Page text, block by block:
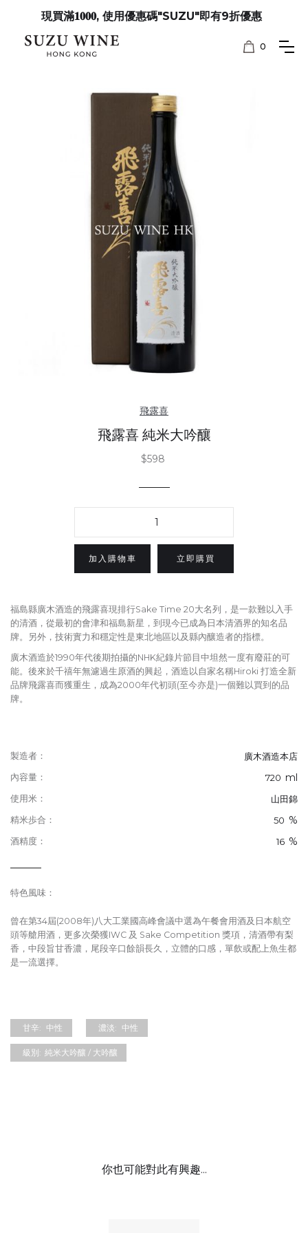
現買滿𝟏𝟎𝟎𝟎, 使用優惠碼"SUZU"即有9折優惠
0
飛露喜
飛露喜 純米大吟釀
$598
立即購買
福島縣廣木酒造的飛露喜現排行Sake Time 20大名列，是一款難以入手
的清酒，從最初的會津和福島新星，到現今已成為日本清酒界的知名品
牌。另外，技術實力和穩定性是東北地區以及縣內釀造者的指標。
廣木酒造於1990年代後期拍攝的NHK紀錄片節目中坦然一度有廢莊的可
能。後來於千禧年無濾過生原酒的興起，酒造以自家名稱Hiroki 打造全新
品牌飛露喜而獲重生，成為2000年代初頭(至今亦是)一個難以買到的品
牌。
製造者： 廣木酒造本店
內容量： 720 ml
使用米： 山田錦
精米歩合： 50 %
酒精度： 16 %
特色風味：
曾在第34屆(2008年)八大工業國高峰會議中選為午餐會用酒及日本航空
頭等艙用酒，更多次榮獲IWC 及 Sake Competition 獎項，清酒帶有梨
香，中段旨甘香濃，尾段辛口餘韻長久，立體的口感，單飲或配上魚生都
是一流選擇。
甘辛: 中性 濃淡: 中性
級別: 純米大吟釀 / 大吟釀
你也可能對此有興趣...